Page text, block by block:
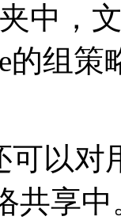
中，
的组
以对
共享